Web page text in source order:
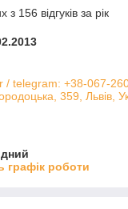
156 відгуків за рік
/ telegram: +38-067-
359, Львів,
графік роботи